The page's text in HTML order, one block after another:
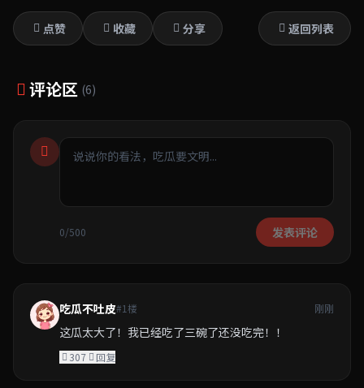
点赞 收藏 分享 返回列表
评论区 (6)
0/500 发表评论
吃瓜不吐皮#1楼 刚刚
这瓜太大了！我已经吃了三碗了还没吃完！！
307 回复